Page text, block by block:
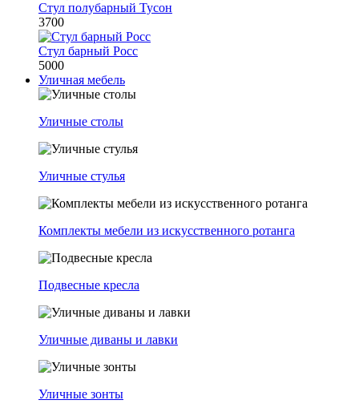
Стул полубарный Тусон
3700
Стул барный Росс
5000
Уличная мебель
Уличные столы
Уличные стулья
Комплекты мебели из искусственного ротанга
Подвесные кресла
Уличные диваны и лавки
Уличные зонты